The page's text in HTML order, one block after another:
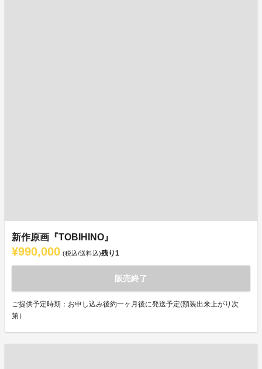
新作原画『TOBIHINO』
¥990,000 (税込/送料込)残り1
販売終了
ご提供予定時期：お申し込み後約一ヶ月後に発送予定(額装出来上がり次
第）